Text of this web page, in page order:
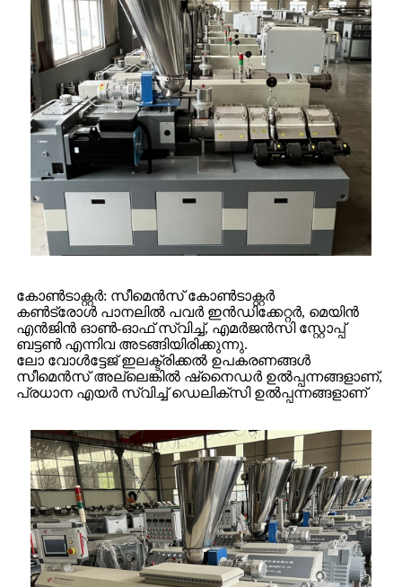
കോൺടാക്റ്റർ: സീമെൻസ് കോൺടാക്റ്റർ
കൺട്രോൾ പാനലിൽ പവർ ഇൻഡിക്കേറ്റർ, മെയിൻ
എൻജിൻ ഓൺ-ഓഫ് സ്വിച്ച്, എമർജൻസി സ്റ്റോപ്പ്
ബട്ടൺ എന്നിവ അടങ്ങിയിരിക്കുന്നു.
ലോ വോൾട്ടേജ് ഇലക്ട്രിക്കൽ ഉപകരണങ്ങൾ
സീമെൻസ് അല്ലെങ്കിൽ ഷ്നൈഡർ ഉൽപ്പന്നങ്ങളാണ്,
പ്രധാന എയർ സ്വിച്ച് ഡെലിക്സി ഉൽപ്പന്നങ്ങളാണ്